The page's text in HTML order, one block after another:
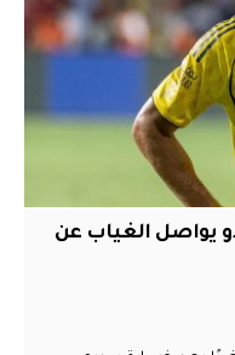
رونالدو يواصل الغياب عن